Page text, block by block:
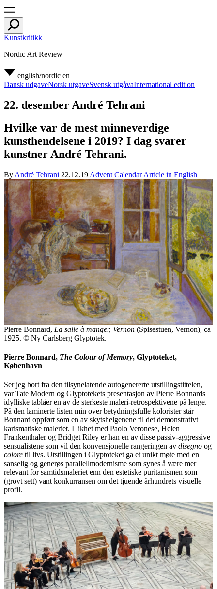
Kunstkritikk
Nordic Art Review
english/nordic en
Dansk udgaveNorsk utgaveSvensk utgåvaInternational edition
22. desember André Tehrani
Hvilke var de mest minneverdige
kunsthendelsene i 2019? I dag svarer
kunstner André Tehrani.
By André Tehrani 22.12.19 Advent Calendar Article in English
Pierre Bonnard, La salle à manger, Vernon (Spisestuen, Vernon), ca
1925. © Ny Carlsberg Glyptotek.
Pierre Bonnard, The Colour of Memory, Glyptoteket,
København
Ser jeg bort fra den tilsynelatende autogenererte utstillingstittelen,
var Tate Modern og Glyptotekets presentasjon av Pierre Bonnards
idylliske tablåer en av de sterkeste maleri-retrospektivene på lenge.
På den laminerte listen min over betydningsfulle kolorister står
Bonnard oppført som en av skytshelgenene til det demonstrativt
karismatiske maleriet. I likhet med Paolo Veronese, Helen
Frankenthaler og Bridget Riley er han en av disse passiv-aggressive
sensualistene som vil den konvensjonelle rangeringen av disegno og
colore til livs. Utstillingen i Glyptoteket ga et unikt møte med en
sanselig og generøs parallellmodernisme som synes å være mer
relevant for samtidsmaleriet enn den estetiske puritanismen som
(grovt sett) vant konkurransen om det tjuende århundrets visuelle
profil.